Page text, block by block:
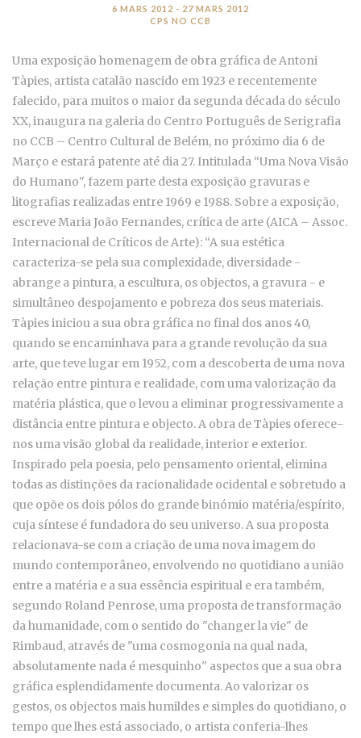
6 MARS 2012 - 27 MARS 2012
CPS NO CCB
Uma exposição homenagem de obra gráfica de Antoni
Tàpies, artista catalão nascido em 1923 e recentemente
falecido, para muitos o maior da segunda década do século
XX, inaugura na galeria do Centro Português de Serigrafia
no CCB – Centro Cultural de Belém, no próximo dia 6 de
Março e estará patente até dia 27. Intitulada “Uma Nova Visão
do Humano", fazem parte desta exposição gravuras e
litografias realizadas entre 1969 e 1988. Sobre a exposição,
escreve Maria João Fernandes, crítica de arte (AICA – Assoc.
Internacional de Críticos de Arte): “A sua estética
caracteriza-se pela sua complexidade, diversidade -
abrange a pintura, a escultura, os objectos, a gravura - e
simultâneo despojamento e pobreza dos seus materiais.
Tàpies iniciou a sua obra gráfica no final dos anos 40,
quando se encaminhava para a grande revolução da sua
arte, que teve lugar em 1952, com a descoberta de uma nova
relação entre pintura e realidade, com uma valorização da
matéria plástica, que o levou a eliminar progressivamente a
distância entre pintura e objecto. A obra de Tàpies oferece-
nos uma visão global da realidade, interior e exterior.
Inspirado pela poesia, pelo pensamento oriental, elimina
todas as distinções da racionalidade ocidental e sobretudo a
que opõe os dois pólos do grande binómio matéria/espírito,
cuja síntese é fundadora do seu universo. A sua proposta
relacionava-se com a criação de uma nova imagem do
mundo contemporâneo, envolvendo no quotidiano a união
entre a matéria e a sua essência espiritual e era também,
segundo Roland Penrose, uma proposta de transformação
da humanidade, com o sentido do "changer la vie" de
Rimbaud, através de "uma cosmogonia na qual nada,
absolutamente nada é mesquinho" aspectos que a sua obra
gráfica esplendidamente documenta. Ao valorizar os
gestos, os objectos mais humildes e simples do quotidiano, o
tempo que lhes está associado, o artista conferia-lhes